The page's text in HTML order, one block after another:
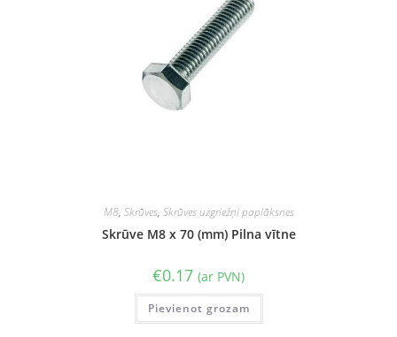
M8, Skrūves, Skrūves uzgriežņi paplāksnes
Skrūve M8 x 70 (mm) Pilna vītne
€0.17 (ar PVN)
Pievienot grozam